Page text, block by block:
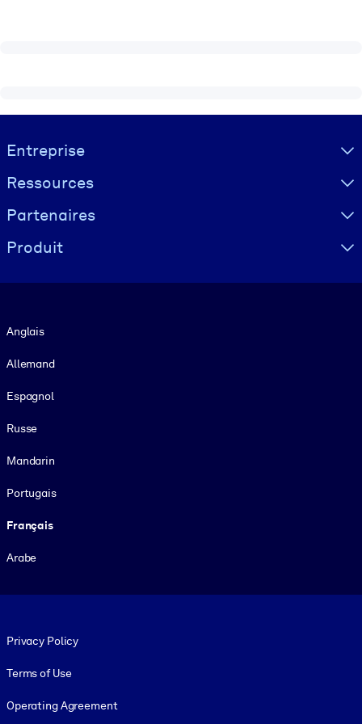
Visually hidden Text
Entreprise
Ressources
Partenaires
Produit
Anglais
Allemand
Espagnol
Russe
Mandarin
Portugais
Français
Arabe
Privacy Policy
Terms of Use
Operating Agreement